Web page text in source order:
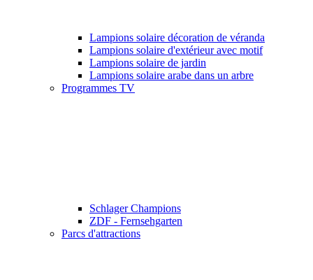
Lampions solaire décoration de véranda
Lampions solaire d'extérieur avec motif
Lampions solaire de jardin
Lampions solaire arabe dans un arbre
Programmes TV
Schlager Champions
ZDF - Fernsehgarten
Parcs d'attractions